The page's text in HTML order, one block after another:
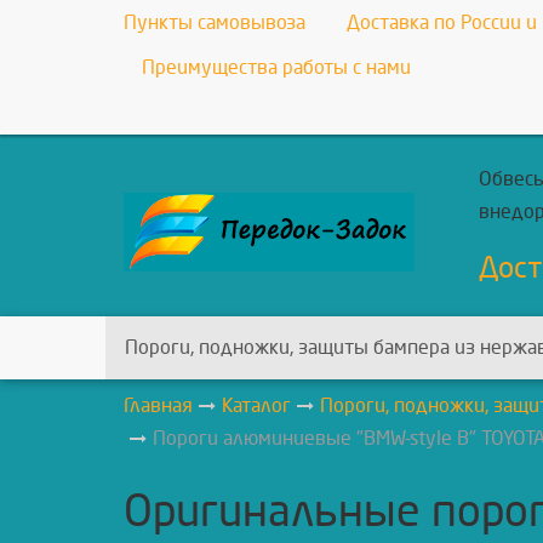
Пункты самовывоза Доставка по России
Преимущества работы с нами
Пороги, подножки, защиты бампера из
Главная Каталог
Пороги, подножки,
Пороги алюминиевые "BMW-style В"
Оригинальные